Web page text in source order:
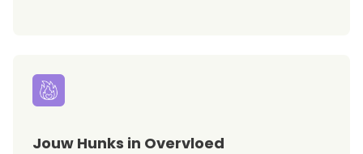
Jouw Hunks in Overvloed